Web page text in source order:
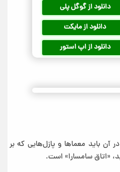
دانلود از گوگل پلی
دانلود از مایکت
دانلود از اپ استور
آن باید معماها و پازل‌هایی که بر
«اتاق سامسارا» است.